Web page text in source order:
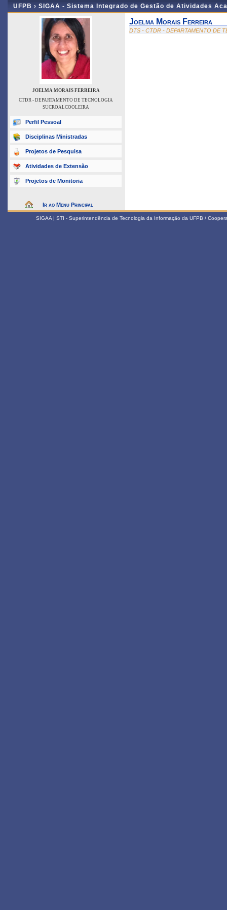
UFPB › SIGAA - Sistema Integrado de Gestão de Atividades
JOELMA MORAIS FERREIRA
CTDR - DEPARTAMENTO DE TECNOLOGIA
SUCROALCOOLEIRA
Perfil Pessoal
Disciplinas Ministradas
Projetos de Pesquisa
Atividades de Extensão
Projetos de Monitoria
Ir ao Menu Principal
Joelma Morais Ferreira
DTS - CTDR - DEPARTAMENTO DE
SIGAA | STI - Superintendência de Tecnologia da Informação da UFPB /